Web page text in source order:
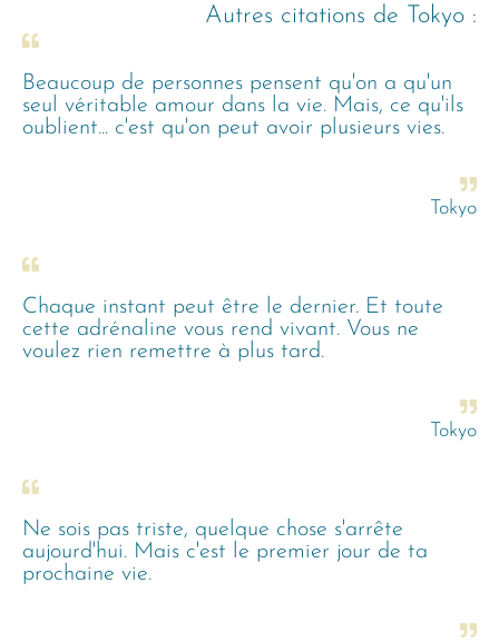
Autres citations de Tokyo :
Beaucoup de personnes pensent qu'on a qu'un
seul véritable amour dans la vie. Mais, ce qu'ils
oublient... c'est qu'on peut avoir plusieurs vies.
Tokyo
Chaque instant peut être le dernier. Et toute
cette adrénaline vous rend vivant. Vous ne
voulez rien remettre à plus tard.
Tokyo
Ne sois pas triste, quelque chose s'arrête
aujourd'hui. Mais c'est le premier jour de ta
prochaine vie.